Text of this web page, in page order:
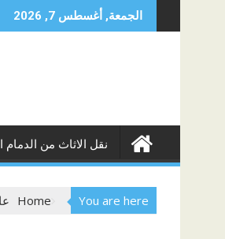
to
الجمعة, أغسطس 7, 2026
نقل الاثاث من الدمام
You are here
Home